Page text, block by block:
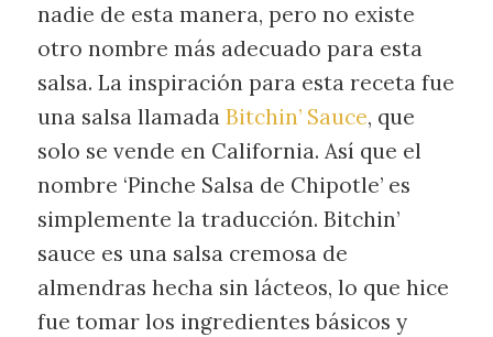
nadie de esta manera, pero no existe
otro nombre más adecuado para esta
salsa. La inspiración para esta receta fue
una salsa llamada Bitchin’ Sauce, que
solo se vende en California. Así que el
nombre ‘Pinche Salsa de Chipotle’ es
simplemente la traducción. Bitchin’
sauce es una salsa cremosa de
almendras hecha sin lácteos, lo que hice
fue tomar los ingredientes básicos y